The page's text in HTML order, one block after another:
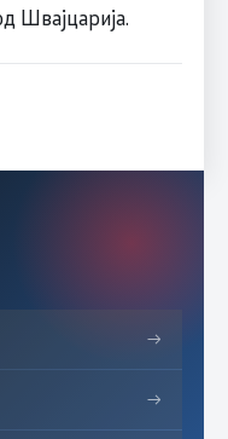
Швајцарија.
→
→